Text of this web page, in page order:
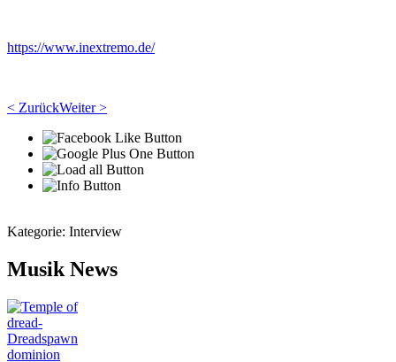
https://www.inextremo.de/
< ZurückWeiter >
Kategorie: Interview
Musik News